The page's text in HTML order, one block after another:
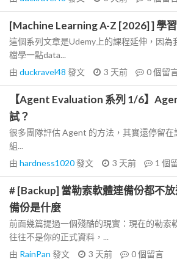
[Machine Learning A-Z [2026] ] 學
這個系列文章是Udemy上的課程延伸，因為
檔學一點data...
由 duckravel48 發文 3 天前 0個留
【Agent Evaluation 系列 1/6】
試？
很多團隊評估 Agent 的方法，其實還停留
組...
由 hardness1020發文 3 天前 1 個
# [Backup] 當勒索軟體連備份都不
備份是什麼
前面幾篇提過一個殘酷的現實：現在的勒索
往往不是你的正式資料，...
由 RainPan 發文 3 天前 0個留言